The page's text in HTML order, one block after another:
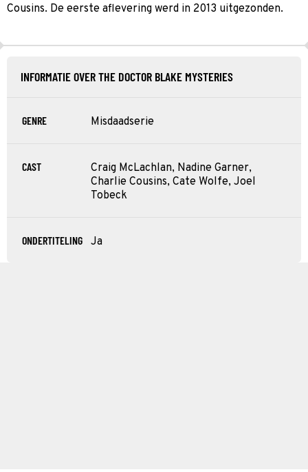
Cousins. De eerste aflevering werd in 2013 uitgezonden.
INFORMATIE OVER THE DOCTOR BLAKE MYSTERIES
GENRE Misdaadserie
CAST
Craig McLachlan, Nadine Garner,
Charlie Cousins, Cate Wolfe, Joel
Tobeck
ONDERTITELING Ja